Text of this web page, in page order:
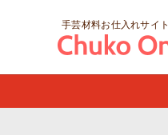
手芸材料お仕入れサイト